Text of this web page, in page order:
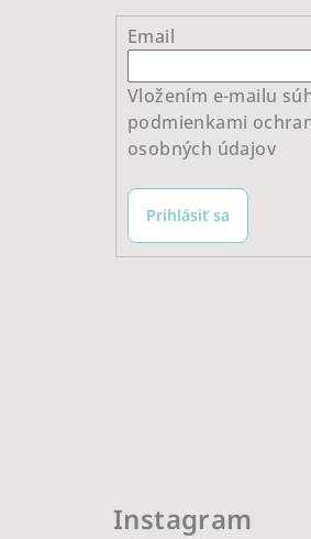
Email
Vložením e-mailu
podmienkami
osobných údajov
Prihlásiť sa
Instagram